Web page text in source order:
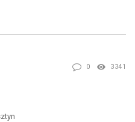
0 3341